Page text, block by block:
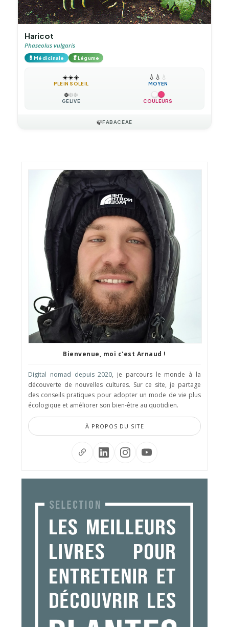
Haricot
Phaseolus vulgaris
💊Médicinale 🥬Légume
☀️☀️☀️
PLEIN SOLEIL
💧 💧 💧
MOYEN
❄️❄️❄️
GÉLIVE COULEURS
🍃FABACEAE
Bienvenue, moi c'est Arnaud !
Digital nomad depuis 2020, je parcours le monde à la
découverte de nouvelles cultures. Sur ce site, je partage
des conseils pratiques pour adopter un mode de vie plus
écologique et améliorer son bien-être au quotidien.
À PROPOS DU SITE